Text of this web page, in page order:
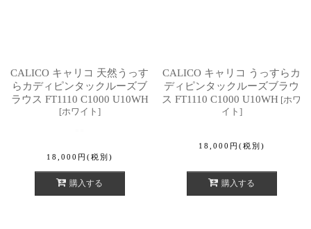
CALICO キャリコ 天然うっす
らカディピンタックルーズブ
ラウス FT1110 C1000 U10WH
[ホワイト ]
18,000 円 (税別)
購入する
CALICO キャリコ うっすらカ
ディピンタックルーズブラウ
ス FT1110 C1000 U10WH [ホワ
イト ]
18,000 円 (税別)
購入する